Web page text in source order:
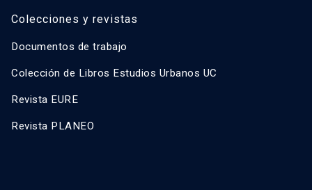
Colecciones y revistas
Documentos de trabajo
Colección de Libros Estudios Urbanos UC
Revista EURE
Revista PLANEO